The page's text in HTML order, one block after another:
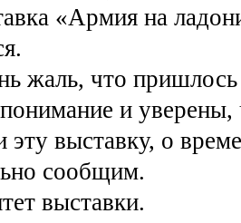
«Армия на
жаль, что пришлось
и
эту выставку, о
сообщим.
выставки.